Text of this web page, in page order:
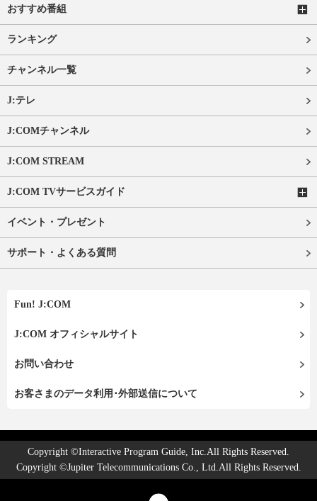
おすすめ番組
ランキング
チャンネル一覧
J:テレ
J:COMチャンネル
J:COM STREAM
J:COM TVサービスガイド
イベント・プレゼント
サポート・よくある質問
Fun! J:COM
J:COM オフィシャルサイト
お問い合わせ
お客さまのデータ利用･外部送信について
Copyright ©Interactive Program Guide, Inc.All Rights Reserved.
Copyright ©Jupiter Telecommunications Co., Ltd.All Rights Reserved.